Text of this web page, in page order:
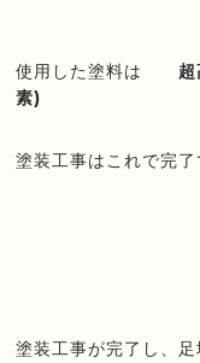
使用した塗料は
素)
塗装工事はこれで完了
塗装工事が完了し、